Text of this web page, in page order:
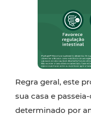
Regra geral, este
sua casa e
determinado por